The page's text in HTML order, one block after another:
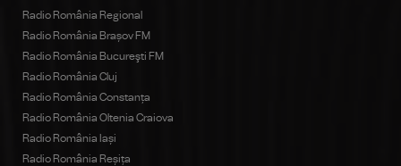
Radio România Regional
Radio România Brașov FM
Radio România Bucureşti FM
Radio România Cluj
Radio România Constanța
Radio România Oltenia Craiova
Radio România Iași
Radio România Reșița